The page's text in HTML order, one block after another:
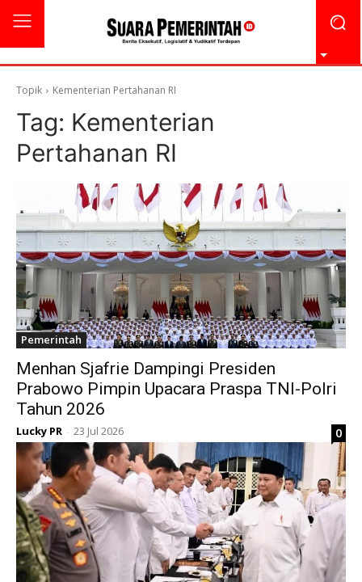
Topik Kementerian Pertahanan RI
Tag: Kementerian
Pertahanan RI
Pemerintah
Menhan Sjafrie Dampingi Presiden
Prabowo Pimpin Upacara Praspa TNI-Polri
Tahun 2026
Lucky PR - 23 Jul 2026 0